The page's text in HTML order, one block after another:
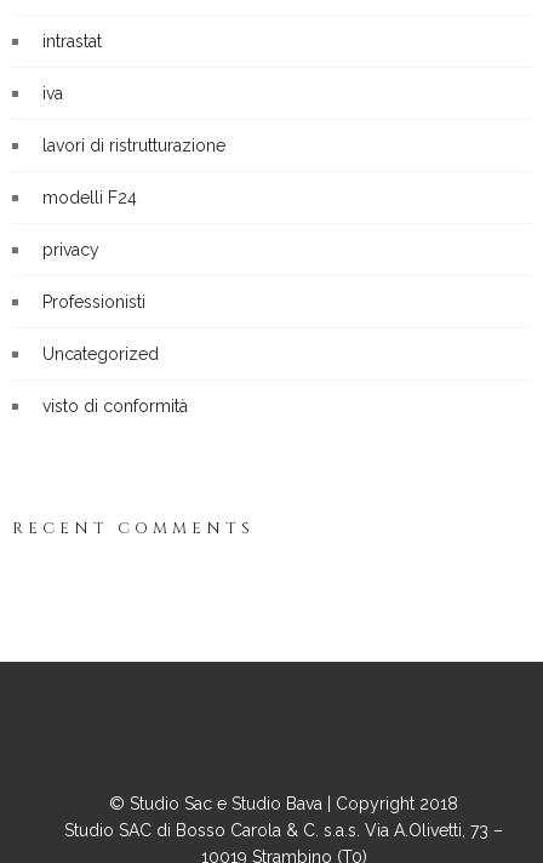
intrastat
iva
lavori di ristrutturazione
modelli F24
privacy
Professionisti
Uncategorized
visto di conformità
RECENT COMMENTS
© Studio Sac e Studio Bava | Copyright 2018
Studio SAC di Bosso Carola & C. s.a.s. Via A.Olivetti, 73 –
10019 Strambino (T0)